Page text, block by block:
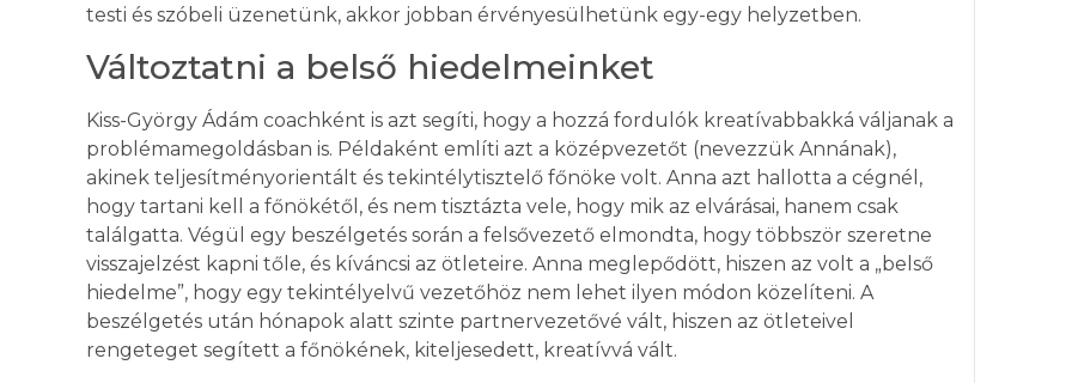
testi és szóbeli üzenetünk, akkor jobban érvényesülhetünk egy-egy helyzetben.
Változtatni a belső hiedelmeinket
Kiss-György Ádám coachként is azt segíti, hogy a hozzá fordulók kreatívabbakká váljanak a
problémamegoldásban is. Példaként említi azt a középvezetőt (nevezzük Annának),
akinek teljesítményorientált és tekintélytisztelő főnöke volt. Anna azt hallotta a cégnél,
hogy tartani kell a főnökétől, és nem tisztázta vele, hogy mik az elvárásai, hanem csak
találgatta. Végül egy beszélgetés során a felsővezető elmondta, hogy többször szeretne
visszajelzést kapni tőle, és kíváncsi az ötleteire. Anna meglepődött, hiszen az volt a „belső
hiedelme”, hogy egy tekintélyelvű vezetőhöz nem lehet ilyen módon közelíteni. A
beszélgetés után hónapok alatt szinte partnervezetővé vált, hiszen az ötleteivel
rengeteget segített a főnökének, kiteljesedett, kreatívvá vált.